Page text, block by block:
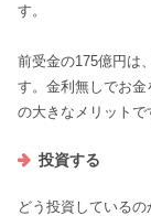
す。
前受金の175億円は
す。金利無しでお
の大きなメリットで
投資する
どう投資しているの